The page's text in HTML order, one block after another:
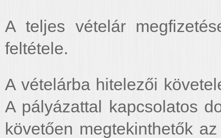
A teljes vételár
feltétele.
A vételárba hitelezői
A pályázattal kapcsolatos
követően megtekinthetők